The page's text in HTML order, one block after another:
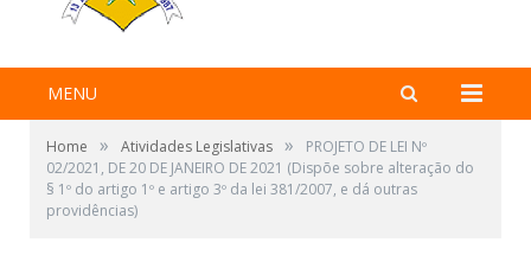
MENU
Home » Atividades Legislativas »
PROJETO DE LEI Nº
02/2021, DE 20 DE JANEIRO DE 2021 (Dispõe sobre alteração do
§ 1º do artigo 1º e artigo 3º da lei 381/2007, e dá outras
providências)